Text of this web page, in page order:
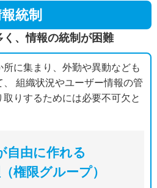
統制
、情報の統制が困難
に集まり、外勤や異動なども
組織状況やユーザー情報の管
りするためには必要不可欠と
自由に作れる
権限グループ）